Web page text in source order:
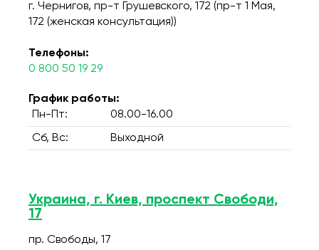
г. Чернигов, пр-т Грушевского, 172 (пр-т 1 Мая,
172 (женская консультация))
Телефоны:
0 800 50 19 29
График работы:
Пн-Пт:
08.00-16.00
Сб, Вс: Выходной
Украина, г. Киев, проспект Свободи,
17
пр. Свободы, 17